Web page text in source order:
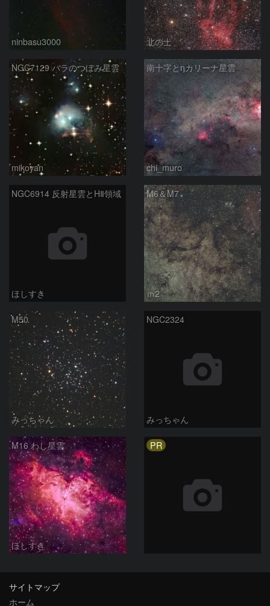
ninbasu3000 北の士
NGC7129 バラのつぼみ星雲
mikoyan
南十字とηカリーナ星雲
chi_muro
NGC6914 反射星雲とHⅡ領域
ほしすき
M6＆M7
ｍ2
M50
みっちゃん
NGC2324
みっちゃん
M16 わし星雲
ほしすき
PR
サイトマップ
ホーム